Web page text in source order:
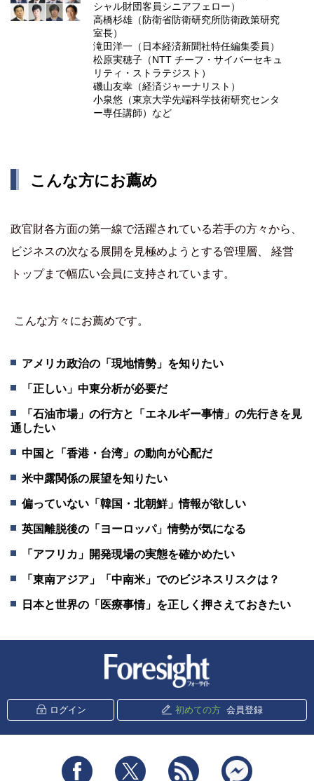
シャル財団客員シニアフェロー）
高橋杉雄（防衛省防衛研究所防衛政策研究
室長）
滝田洋一（日本経済新聞社特任編集委員）
松原実穂子（NTT チーフ・サイバーセキュ
リティ・ストラテジスト）
磯山友幸（経済ジャーナリスト）
小泉悠（東京大学先端科学技術研究センタ
ー専任講師）など
こんな方にお薦め
政官財各方面の第一線で活躍されている若手の方々から、
ビジネスの次なる展開を見極めようとする管理層、 経営
トップまで幅広い会員に支持されています。
こんな方々にお薦めです。
アメリカ政治の「現地情勢」を知りたい
「正しい」中東分析が必要だ
「石油市場」の行方と「エネルギー事情」の先行きを見
通したい
中国と「香港・台湾」の動向が心配だ
米中露関係の展望を知りたい
偏っていない「韓国・北朝鮮」情報が欲しい
英国離脱後の「ヨーロッパ」情勢が気になる
「アフリカ」開発現場の実態を確かめたい
「東南アジア」「中南米」でのビジネスリスクは？
日本と世界の「医療事情」を正しく押さえておきたい
ログイン 初めての方 会員登録
Facebook Twitter RSS